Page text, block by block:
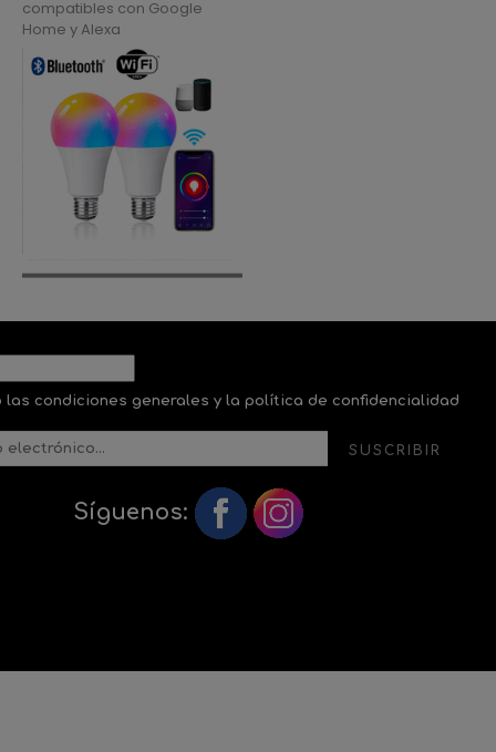
compatibles con Google
Home y Alexa
las condiciones generales y la política de confidencialidad
SUSCRIBIR
Síguenos: